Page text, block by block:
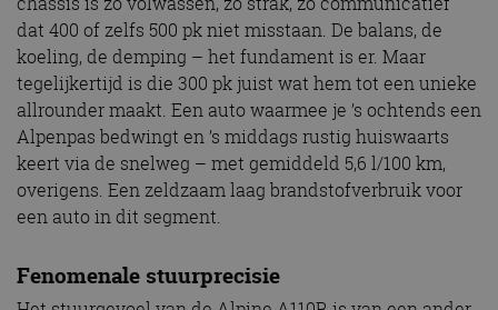
dat 400 of zelfs 500 pk niet misstaan. De balans, de
koeling, de demping – het fundament is er. Maar
tegelijkertijd is die 300 pk juist wat hem tot een unieke
allrounder maakt. Een auto waarmee je ’s ochtends een
Alpenpas bedwingt en ’s middags rustig huiswaarts
keert via de snelweg – met gemiddeld 5,6 l/100 km,
overigens. Een zeldzaam laag brandstofverbruik voor
een auto in dit segment.
Fenomenale stuurprecisie